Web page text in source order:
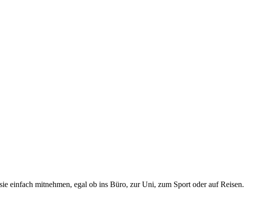
einfach mitnehmen, egal ob ins Büro, zur Uni, zum Sport oder auf Reisen.